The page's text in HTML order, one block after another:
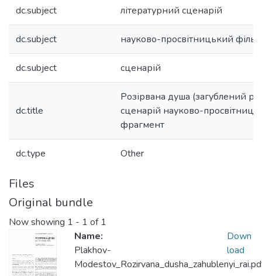
dc.subject літературний сценарій
dc.subject науково-просвітницький фільм
dc.subject сценарій
dc.title
Розірвана душа (загублений
сценарій науково-
фрагмент
dc.type Other
Files
Original bundle
Now showing 1 - 1 of 1
Name:
Plakhov-
Down
load